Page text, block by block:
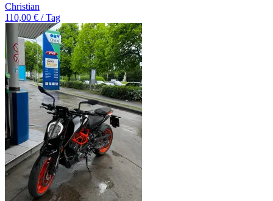
Christian
110,00 € / Tag